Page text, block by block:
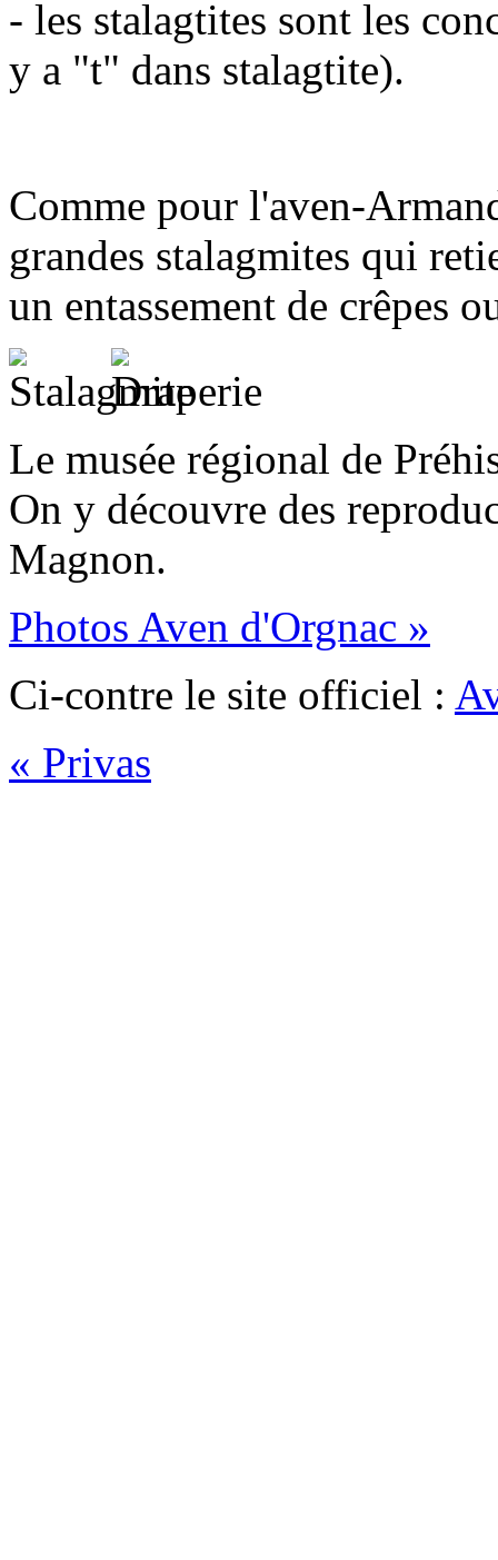
- les stalagtites sont les
y a "t" dans stalagtite).
Comme pour l'aven-
grandes stalagmites qui
un entassement de crêpes
Le musée régional de
On y découvre des
Magnon.
Photos Aven d'Orgnac »
Ci-contre le site officiel :
« Privas